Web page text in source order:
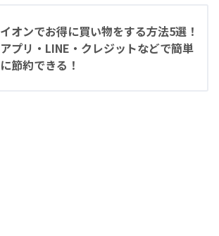
イオンでお得に買い物をする方法5選！
アプリ・LINE・クレジットなどで簡単
に節約できる！